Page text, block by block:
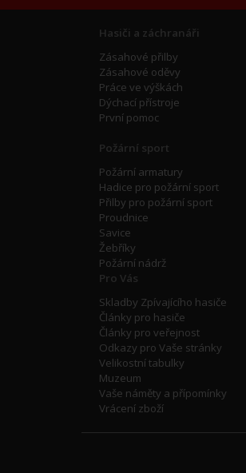
Hasiči a záchranáři
Zásahové přilby
Zásahové oděvy
Práce ve výškách
Dýchací přístroje
První pomoc
Požární sport
Požární armatury
Hadice pro požární sport
Přilby pro požární sport
Proudnice
Savice
Žebříky
Požární nádrž
Pro Vás
Skladby Zpívajícího hasiče
Články pro hasiče
Články pro veřejnost
Odkazy pro Vaše stránky
Velikostní tabulky
Muzeum
Vaše náměty a přípomínky
Vrácení zboží